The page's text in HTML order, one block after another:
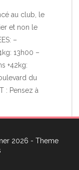
au club, le
et non le
–
13h00 –
+42kg:
du
: Pensez à
2026 - Theme